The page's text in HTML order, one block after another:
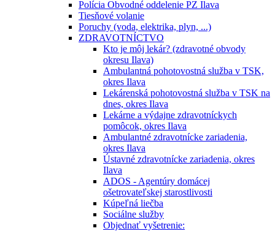
Polícia Obvodné oddelenie PZ Ilava
Tiesňové volanie
Poruchy (voda, elektrika, plyn, ...)
ZDRAVOTNÍCTVO
Kto je môj lekár? (zdravotné obvody
okresu Ilava)
Ambulantná pohotovostná služba v TSK,
okres Ilava
Lekárenská pohotovostná služba v TSK na
dnes, okres Ilava
Lekárne a výdajne zdravotníckych
pomôcok, okres Ilava
Ambulantné zdravotnícke zariadenia,
okres Ilava
Ústavné zdravotnícke zariadenia, okres
Ilava
ADOS - Agentúry domácej
ošetrovateľskej starostlivosti
Kúpeľná liečba
Sociálne služby
Objednať vyšetrenie: